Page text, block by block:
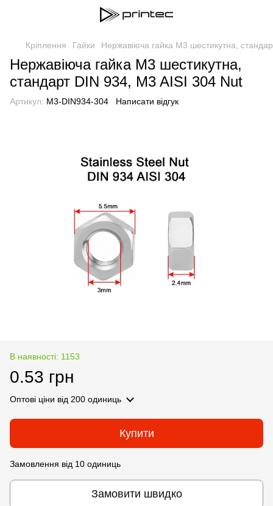
Кріплення Гайки Нержавіюча гайка М3 шестикутна,
Нержавіюча гайка М3 шестикутна,
стандарт DIN 934, M3 AISI 304 Nut
Артикул: M3-DIN934-304 Написати відгук
В наявності: 1153
0.53 грн
Оптові ціни від 200 одиниць
Купити
Замовлення від 10 одиниць
Замовити швидко